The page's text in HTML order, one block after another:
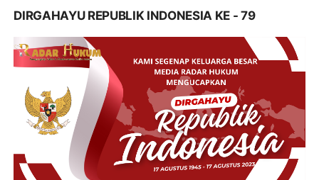
DIRGAHAYU REPUBLIK INDONESIA KE - 79